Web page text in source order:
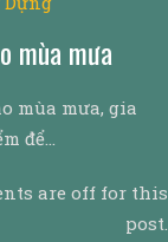
mùa mưa
mùa mưa, gia
để…
are off for this
post.